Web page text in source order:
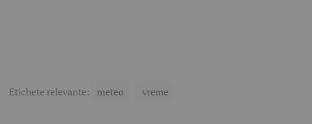
Etichete relevante: meteo vreme